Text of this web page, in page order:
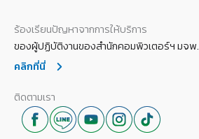
ร้องเรียนปัญหาจากการให้บริการ
ของผู้ปฏิบัติงานของสำนักคอมพิวเตอร์ฯ มจพ.
คลิกที่นี่
ติดตามเรา